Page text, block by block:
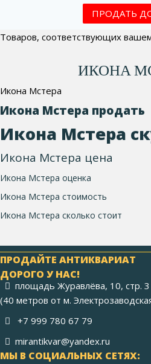
ПРОДАТЬ
Товаров, соответствующих
ИКОНА
Икона Мстера
Икона Мстера продать
Икона Мстера
Икона Мстера цена
Икона Мстера оценка
Икона Мстера стоимость
Икона Мстера сколько стоит
ПРОДАЙТЕ АНТИКВАРИАТ
ДОРОГО У НАС!
площадь Журавлёва, 10, стр. 3
(40 метров от м.
+7 999 780 67 79
mirantikvar@yandex.ru
МЫ В СОЦИАЛЬНЫХ СЕТЯХ: